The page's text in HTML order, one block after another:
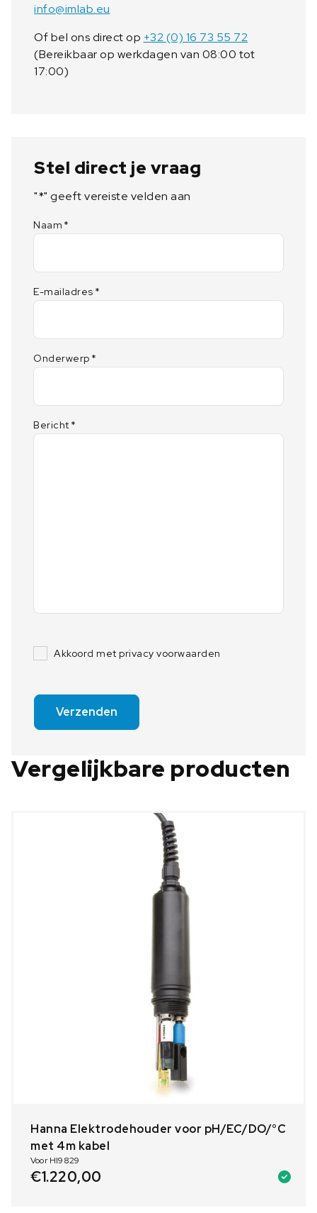
info@imlab.eu
Of bel ons direct op +32 (0) 16 73 55 72
(Bereikbaar op werkdagen van 08:00 tot
17:00)
Stel direct je vraag
"*" geeft vereiste velden aan
Naam *
E-mailadres *
Onderwerp *
Bericht *
Akkoord met privacy voorwaarden
Verzenden
Vergelijkbare producten
Hanna Elektrodehouder voor pH/EC/DO/°C
met 4m kabel
Voor HI9829
€1.220,00